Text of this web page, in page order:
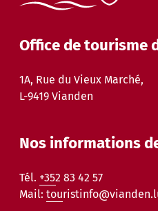
Office de tourisme
1A, Rue du Vieux Marché,
L-9419 Vianden
Nos informations
Tél. +352 83 42 57
Mail: